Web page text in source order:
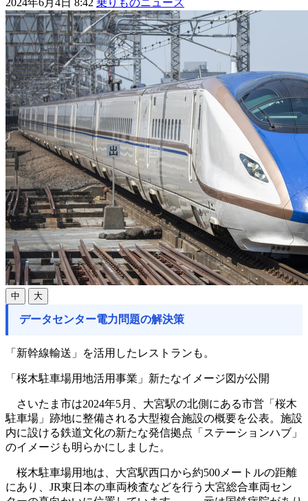
中 大
データセンター電力問題の解決策
「新幹線輸送」を活用したレストランも。
「桜木駐車場用地活用事業」新たなイメージ図が公開
さいたま市は2024年5月、大宮駅の北側にある市営「桜木
駐車場」跡地に整備される大型複合施設の概要を公表。施設
内に設ける鉄道文化の新たな発信拠点「ステーションハブ」
のイメージも明らかにしました。
桜木駐車場用地は、大宮駅西口から約500メートルの距離
にあり、JR東日本の車両検査などを行う大宮総合車両セン